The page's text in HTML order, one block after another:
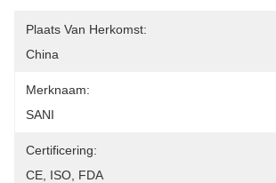
Plaats Van Herkomst:
China
Merknaam:
SANI
Certificering:
CE, ISO, FDA